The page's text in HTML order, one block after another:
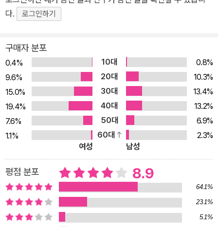
과 변화는 두려움의 대상이었다. 그녀가 가진 것이라고는 텅 빈
통장 잔고와 부도 직전의 사업, 단절된 경력, 붕괴된 가정, 알코올
든 시간을 이겨내기 위해 정신과 의사와 전문가들의 상담도 받았
지만 변화를 지속하는 일은 결코 쉽지 않았다. 지금 이 순간 변화
를 시작하고 지속하게 만드는 ‘5초의 법칙’은 우연한 기회에 만들
어졌다. TV에서 본 로켓 발사 장면이 힌트였다. 익숙한 5초 카운
트다운을 들었고, 아침에 일어나는 것조차 힘겨웠던 저자는 로켓
을 발사하는 것처럼 침대를 박차고 나오겠다고 계획했다. 다음날
아침 운 좋게 계획이 기억났고, 거짓말처럼 계획만 했던 아침을
실제 보낼 수 있었다. 이 5초는 단 하나를 바꿨지만, 가장 위대한
것을 바꿨다. 바로 ‘자신’이었다. TEDx 최고 인기 강연자이자 베
스트셀러 작가인 멜 로빈스는 《5초의 법칙》에서 망설임 없이 변
화를 선택한 수많은 사람들의 구체적인 증언과 최신 연구들을 통
해 관성적으로 사는 삶을 원하는 삶으로 바꾸는 법, 즉 스스로의
영웅이 되는 법을 알려준다. 알맞은 때를 기다리는 것은 쓸데없는
다.
로그인하기
구매자 분포
0.4% 10대
0.8%
9.6%
20대
10.3%
15.0%
30대
13.4%
19.4%
40대
13.2%
7.6%
50대
6.9%
1.1%
60대
2.3%
여성
남성
평점 분포 8.9
64.1%
23.1%
5.1%